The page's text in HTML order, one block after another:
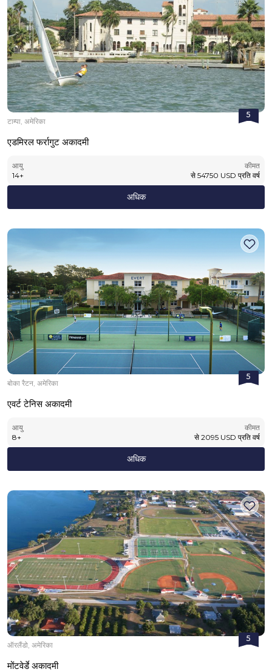
5
टाम्पा, अमेरिका
एडमिरल फर्रागुट अकादमी
आयु
14+
कीमत
से 54750 USD प्रति वर्ष
अधिक
5
बोका रैटन, अमेरिका
एवर्ट टेनिस अकादमी
आयु
8+
कीमत
से 2095 USD प्रति वर्ष
अधिक
5
ऑरलैंडो, अमेरिका
मोंटवेर्डे अकादमी